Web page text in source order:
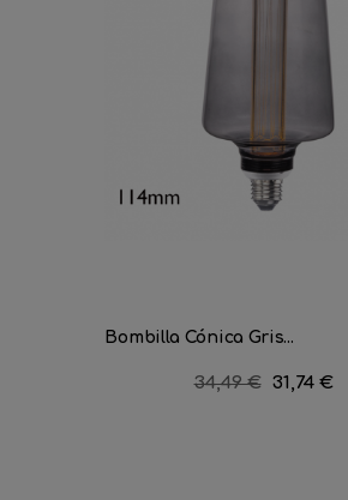
Bombilla Cónica Gris...
Precio
34,49 € Precio
31,74 €